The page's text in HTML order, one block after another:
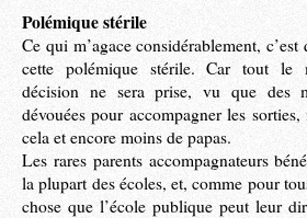
Polémique stérile
Ce qui m’agace considérablement,
cette polémique stérile. Car tout le
décision ne sera prise, vu que des
dévouées pour accompagner les
cela et encore moins de papas.
Les rares parents accompagnateurs
la plupart des écoles, et, comme pour
chose que l’école publique peut leur